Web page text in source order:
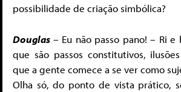
possibilidade de criação simbólica?
Douglas – Eu não passo pano! – Ri
que são passos constitutivos,
que a gente comece a se ver como
Olha só, do ponto de vista prático,